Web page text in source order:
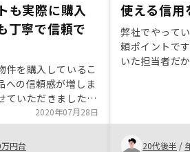
も実際に購入
丁寧で信頼で
件を購入しているこ
への信頼感が増しま
ていただきました
問に対して論理的に
他物件の運用実績
だきたいです。
2020年07月28日
円台
使える信用
弊社でやって
頼ポイントで
いた担当者だ
20代後半 /